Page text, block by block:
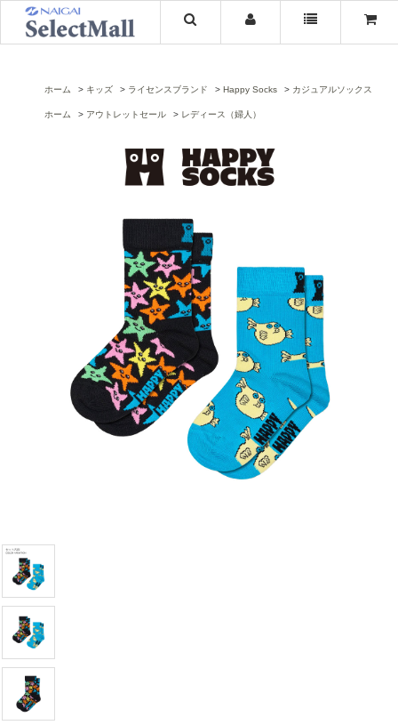
ホーム キッズ ライセンスブランド Happy Socks カジュアルソックス
ホーム アウトレットセール レディース（婦人）